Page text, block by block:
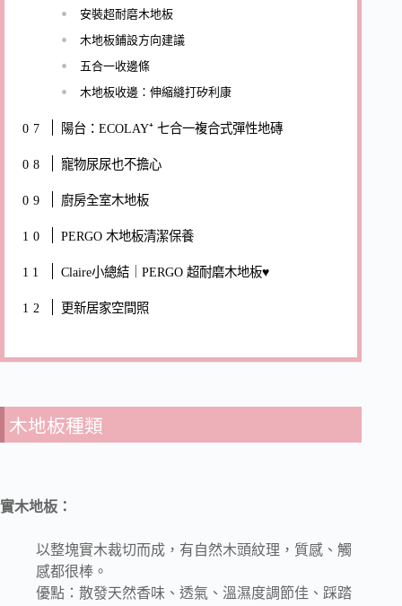
安裝超耐磨木地板
木地板鋪設方向建議
五合一收邊條
木地板收邊：伸縮縫打矽利康
陽台：ECOLAY⁺ 七合一複合式彈性地磚
寵物尿尿也不擔心
廚房全室木地板
PERGO 木地板清潔保養
Claire小總結｜PERGO 超耐磨木地板♥
更新居家空間照
木地板種類
實木地板：
以整塊實木裁切而成，有自然木頭紋理，質感、觸
感都很棒。
優點：散發天然香味、透氣、溫濕度調節佳、踩踏